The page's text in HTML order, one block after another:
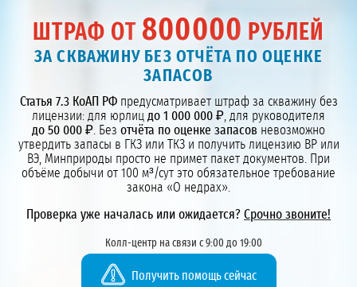
ШТРАФ ОТ 800000 РУБЛЕЙ
ЗА СКВАЖИНУ БЕЗ ОТЧЁТА ПО ОЦЕНКЕ
ЗАПАСОВ
Статья 7.3 КоАП РФпредусматривает штраф за скважину без
лицензии: для юрлиц до 1 000 000 ₽ , для руководителя
до 50 000 ₽ . Без отчёта по оценке запасов невозможно
утвердить запасы в ГКЗ или ТКЗ и получить лицензию ВР или
ВЭ, Минприроды просто не примет пакет документов. При
объёме добычи от 100 м³/сут это обязательное требование
закона «О недрах».
Проверка уже началась или ожидается? Срочно звоните!
Колл-центр на связи с 9:00 до 19:00
Получить помощь сейчас